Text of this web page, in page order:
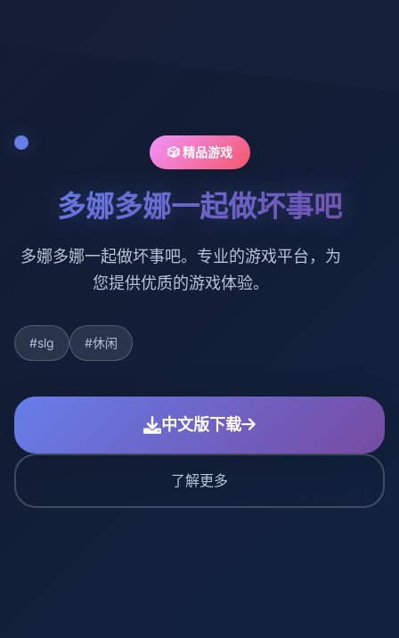
🎲 精品游戏
多娜多娜一起做坏事吧
多娜多娜一起做坏事吧。专业的游戏平台，为
您提供优质的游戏体验。
#slg #休闲
中文版下载
了解更多